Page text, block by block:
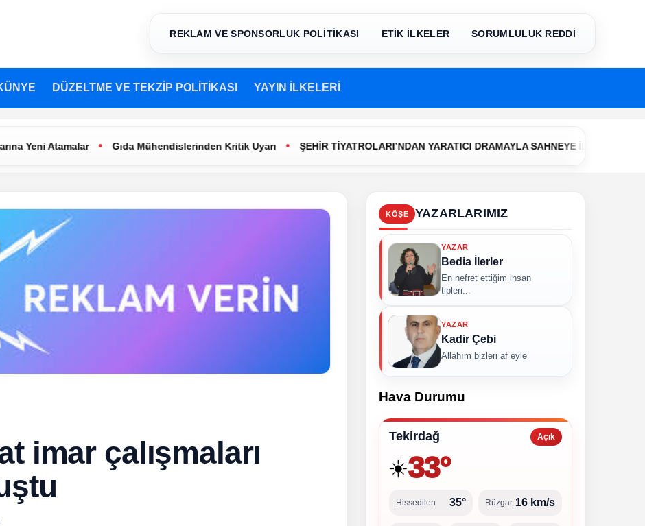
REKLAM VE SPONSORLUK POLİTİKASI ETİK İLKELER SORUMLULUK REDDİ
DÜZELTME VE TEKZİP POLİTİKASI YAYIN İLKELERİ
• Gıda Mühendislerinden Kritik Uyarı • ŞEHİR TİYATROLARI’NDAN YARATICI DRAMAYLA SAHNEYE İLK ADIM
imar çalışmaları
KÖŞE YAZARLARIMIZ
YAZAR
Bedia İlerler
En nefret ettiğim insan
tipleri...
YAZAR
Kadir Çebi
Allahım bizleri af eyle
Hava Durumu
Tekirdağ Açık
☀️33°
Hissedilen 35° Rüzgar 16 km/s